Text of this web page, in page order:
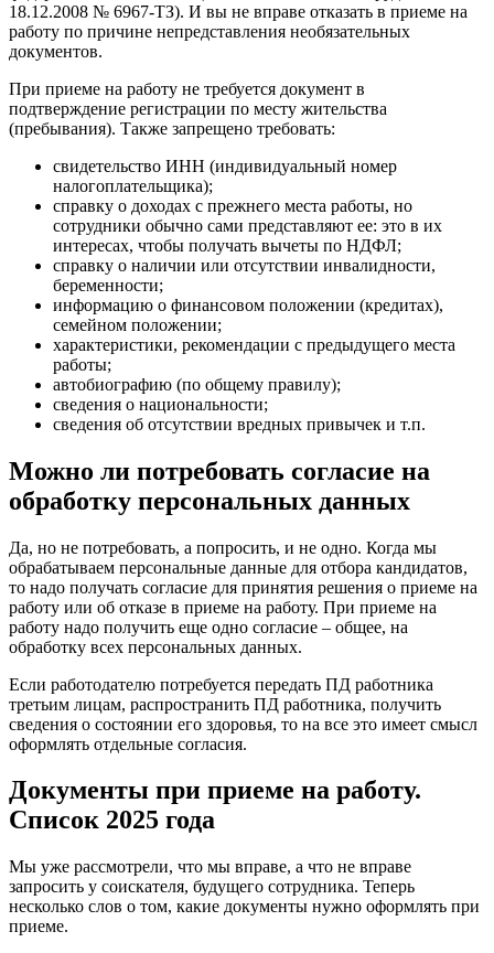
18.12.2008 № 6967-ТЗ). И вы не вправе отказать в приеме на
работу по причине непредставления необязательных
документов.
При приеме на работу не требуется документ в
подтверждение регистрации по месту жительства
(пребывания). Также запрещено требовать:
свидетельство ИНН (индивидуальный номер
налогоплательщика);
справку о доходах с прежнего места работы, но
сотрудники обычно сами представляют ее: это в их
интересах, чтобы получать вычеты по НДФЛ;
справку о наличии или отсутствии инвалидности,
беременности;
информацию о финансовом положении (кредитах),
семейном положении;
характеристики, рекомендации с предыдущего места
работы;
автобиографию (по общему правилу);
сведения о национальности;
сведения об отсутствии вредных привычек и т.п.
Можно ли потребовать согласие на
обработку персональных данных
Да, но не потребовать, а попросить, и не одно. Когда мы
обрабатываем персональные данные для отбора кандидатов,
то надо получать согласие для принятия решения о приеме на
работу или об отказе в приеме на работу. При приеме на
работу надо получить еще одно согласие – общее, на
обработку всех персональных данных.
Если работодателю потребуется передать ПД работника
третьим лицам, распространить ПД работника, получить
сведения о состоянии его здоровья, то на все это имеет смысл
оформлять отдельные согласия.
Документы при приеме на работу.
Список 2025 года
Мы уже рассмотрели, что мы вправе, а что не вправе
запросить у соискателя, будущего сотрудника. Теперь
несколько слов о том, какие документы нужно оформлять при
приеме.